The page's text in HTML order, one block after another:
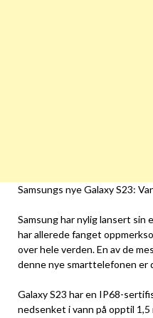
Samsungs nye Galaxy S23:
Samsung har nylig lansert sin
har allerede fanget
over hele verden. En av de
denne nye smarttelefonen
Galaxy S23 har en IP68-
nedsenket i vann på opptil